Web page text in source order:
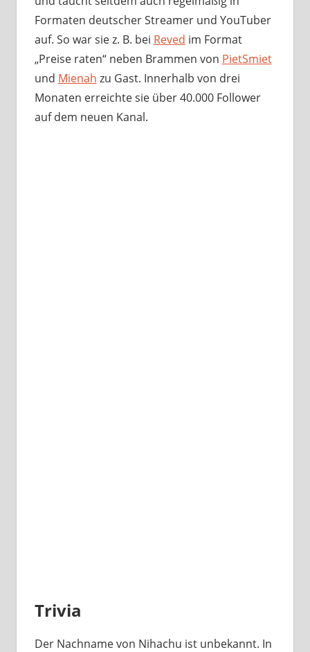
Formaten deutscher Streamer und YouTuber
auf. So war sie z. B. bei Reved im Format
„Preise raten“ neben Brammen von PietSmiet
und Mienah zu Gast. Innerhalb von drei
Monaten erreichte sie über 40.000 Follower
auf dem neuen Kanal.
Trivia
Der Nachname von Nihachu ist unbekannt. In